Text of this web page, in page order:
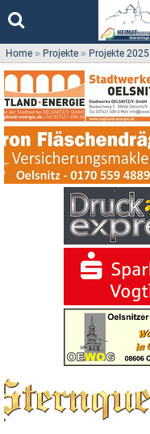
Home » Projekte » Projekte 2025